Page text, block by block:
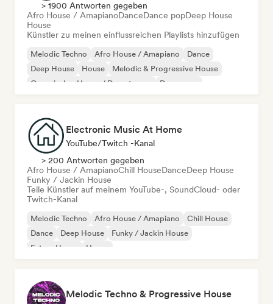
> 1900 Antworten gegeben
Afro House / AmapianoDanceDance popDeep House
House
Künstler zu meinen einflussreichen Playlists hinzufügen
Melodic Techno Afro House / Amapiano
Dance
Deep House
House
Melodic & Progressive House
Organischer House / Downtempo
Dance pop
Electronic Music At Home
YouTube/Twitch -Kanal
> 200 Antworten gegeben
Afro House / AmapianoChill HouseDanceDeep House
Funky / Jackin House
Teile Künstler auf meinem YouTube-, SoundCloud- oder
Twitch-Kanal
Melodic Techno Afro House / Amapiano
Chill House
Dance
Deep House
Funky / Jackin House
Future House
House
Melodic Techno & Progressive House